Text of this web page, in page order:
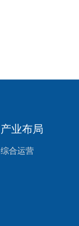
产业布局
综合运营